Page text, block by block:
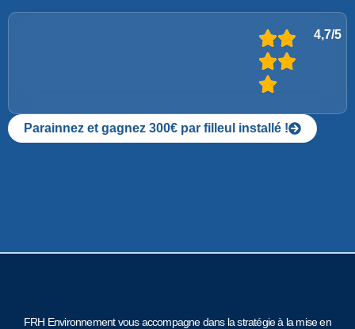
4,7/5
Parainnez et gagnez 300€ par filleul installé !
FRH Environnement vous accompagne dans la stratégie à la mise en